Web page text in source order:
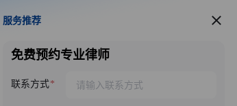
服务推荐
服务推荐
免费预约专业律师
联系方式